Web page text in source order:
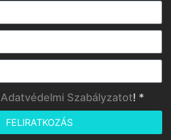
Adatvédelmi Szabályzatot! *
FELIRATKOZÁS